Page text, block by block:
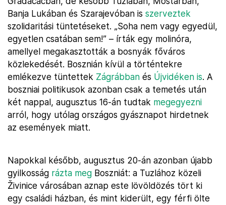
Banja Lukában és Szarajevóban is szerveztek
szolidaritási tüntetéseket. „Soha nem vagy egyedül,
egyetlen csatában sem!” – írták egy molinóra,
amellyel megakasztották a bosnyák főváros
közlekedését. Bosznián kívül a történtekre
emlékezve tüntettek Zágrábban és Újvidéken is. A
boszniai politikusok azonban csak a temetés után
két nappal, augusztus 16-án tudtak megegyezni
arról, hogy utólag országos gyásznapot hirdetnek
az események miatt.
Napokkal később, augusztus 20-án azonban újabb
gyilkosság rázta meg Boszniát: a Tuzlához közeli
Živinice városában aznap este lövöldözés tört ki
egy családi házban, és mint kiderült, egy férfi ölte